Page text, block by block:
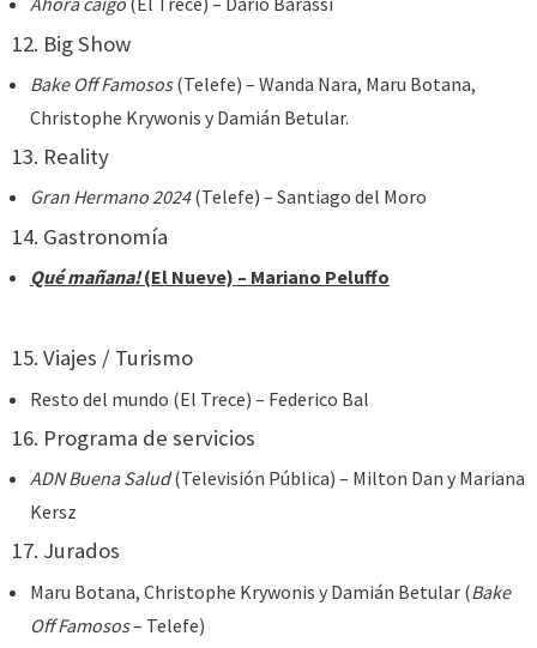
12. Big Show
Bake Off Famosos(Telefe) – Wanda Nara, Maru Botana,
Christophe Krywonis y Damián Betular.
13. Reality
Gran Hermano 2024(Telefe) – Santiago del Moro
14. Gastronomía
Qué mañana!(El Nueve) – Mariano Peluffo
15. Viajes / Turismo
Resto del mundo (El Trece) – Federico Bal
16. Programa de servicios
ADN Buena Salud(Televisión Pública) – Milton Dan y Mariana
Kersz
17. Jurados
Maru Botana, Christophe Krywonis y Damián Betular (Bake
Off Famosos– Telefe)